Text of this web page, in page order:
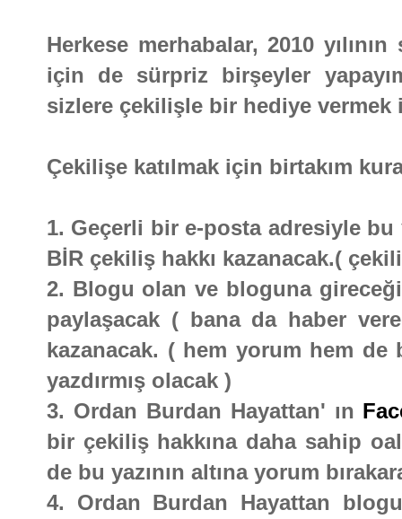
Herkese merhabalar, 2010
için de sürpriz birşeyler
sizlere çekilişle bir hediye vermek
Çekilişe katılmak için birtakım
1. Geçerli bir e-posta adresiyle bu
BİR çekiliş hakkı kazanacak.(
2. Blogu olan ve bloguna
paylaşacak ( bana da haber
kazanacak. ( hem yorum hem
yazdırmış olacak )
3. Ordan Burdan Hayattan' ın
bir çekiliş hakkına daha sahip
de bu yazının altına yorum
4. Ordan Burdan Hayattan